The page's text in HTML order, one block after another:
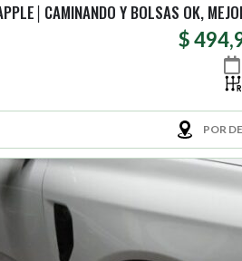
Y BOLSAS OK,
$
POR